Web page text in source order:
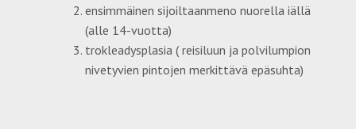
ensimmäinen sijoiltaanmeno nuorella iällä
(alle 14-vuotta)
trokleadysplasia ( reisiluun ja polvilumpion
nivetyvien pintojen merkittävä epäsuhta)